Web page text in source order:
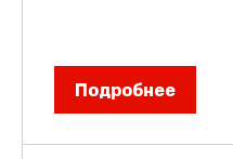
Подробнее